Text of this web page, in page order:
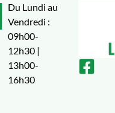
Du Lundi au
Vendredi :
09h00-
12h30 |
13h00-
16h30